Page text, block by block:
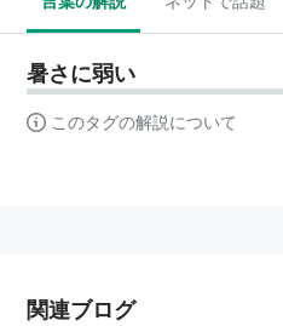
暑さに弱い
このタグの解説について
関連ブログ